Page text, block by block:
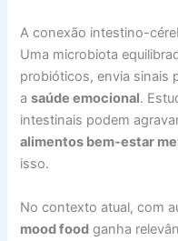
A conexão intestino-
Uma microbiota
probióticos, envia sinais
asaúde emocional.
intestinais podem
alimentos bem-estar
isso.
No contexto atual, com
mood food ganha